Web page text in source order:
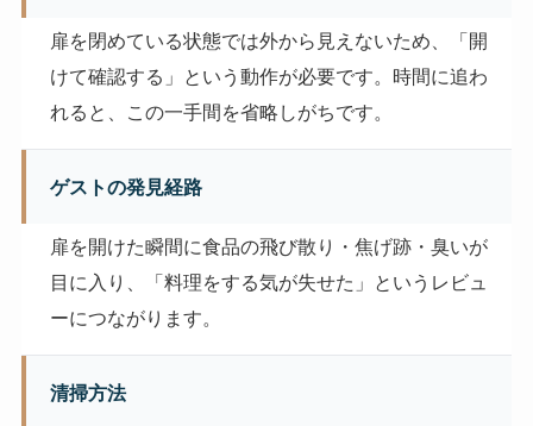
扉を閉めている状態では外から見えないため、「開
けて確認する」という動作が必要です。時間に追わ
れると、この一手間を省略しがちです。
ゲストの発見経路
扉を開けた瞬間に食品の飛び散り・焦げ跡・臭いが
目に入り、「料理をする気が失せた」というレビュ
ーにつながります。
清掃方法